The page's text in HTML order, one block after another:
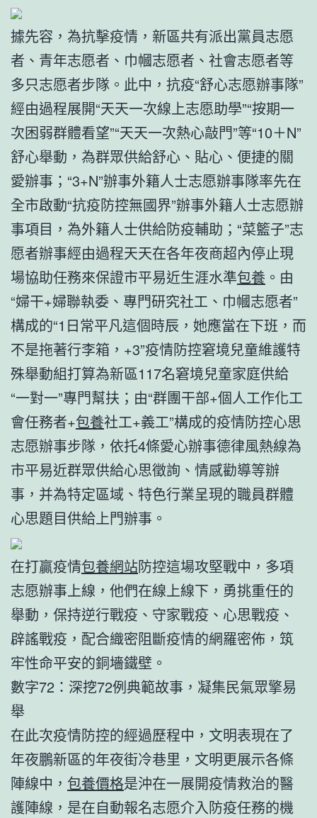
據先容，為抗擊疫情，新區共有派出黨員志愿
者、青年志愿者、巾幗志愿者、社會志愿者等
多只志愿者步隊。此中，抗疫“舒心志愿辦事隊”
經由過程展開“天天一次線上志愿助學”“按期一
次困弱群體看望”“天天一次熱心敲門”等“10＋N”
舒心舉動，為群眾供給舒心、貼心、便捷的關
愛辦事；“3+N”辦事外籍人士志愿辦事隊率先在
全市啟動“抗疫防控無國界”辦事外籍人士志愿辦
事項目，為外籍人士供給防疫輔助；“菜籃子”志
愿者辦事經由過程天天在各年夜商超內停止現
場協助任務來保證市平易近生涯水準包養 。由
“婦干+婦聯執委、專門研究社工、巾幗志愿者”
構成的“1日常平凡這個時辰，她應當在下班，而
不是拖著行李箱，+3”疫情防控窘境兒童維護特
殊舉動組打算為新區117名窘境兒童家庭供給
“一對一”專門幫扶；由“群團干部+個人工作化工
會任務者+包養社工+義工”構成的疫情防控心思
志愿辦事步隊，依托4條愛心辦事德律風熱線為
市平易近群眾供給心思徵詢、情感勸導等辦
事，并為特定區域、特色行業呈現的職員群體
心思題目供給上門辦事。
在打贏疫情包養網站防控這場攻堅戰中，多項
志愿辦事上線，他們在線上線下，勇挑重任的
舉動，保持逆行戰疫、守家戰疫、心思戰疫、
辟謠戰疫，配合織密阻斷疫情的網羅密佈，筑
牢性命平安的銅墻鐵壁。
數字72：深挖72例典範故事，凝集民氣眾擎易
舉
在此次疫情防控的經過歷程中，文明表現在了
年夜鵬新區的年夜街冷巷里，文明更展示各條
陣線中， 包養價格是沖在一展開疫情救治的醫
護陣線，是在自動報名志愿介入防疫任務的機